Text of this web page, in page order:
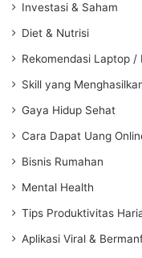
Investasi & Saham
Diet & Nutrisi
Rekomendasi Laptop /
Skill yang
Gaya Hidup Sehat
Cara Dapat Uang
Bisnis Rumahan
Mental Health
Tips Produktivitas
Aplikasi Viral &